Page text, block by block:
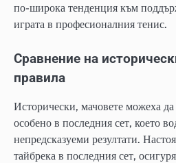
по-широка тенденция към
играта в професионалния тенис.
Сравнение на
правила
Исторически, мачовете можеха
особено в последния сет, което
непредсказуеми резултати.
тайбрека в последния сет,